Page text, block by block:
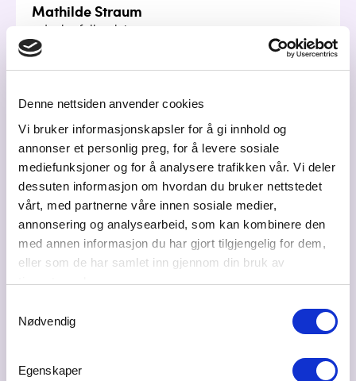
Denne nettsiden anvender cookies
Vi bruker informasjonskapsler for å gi innhold og
annonser et personlig preg, for å levere sosiale
mediefunksjoner og for å analysere trafikken vår. Vi deler
dessuten informasjon om hvordan du bruker nettstedet
vårt, med partnerne våre innen sosiale medier,
annonsering og analysearbeid, som kan kombinere den
med annen informasjon du har gjort tilgjengelig for dem,
eller som de har samlet inn gjennom din bruk av
tjenestene deres.
Nødvendig
Egenskaper
Mathilde Straum
advokatfullmektig
Sjur Ringstad
advokat I partner
sjur@advonico.no
91797673
senioradvokat
93634712